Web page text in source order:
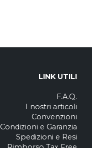
LINK UTILI
F.A.Q.
I nostri articoli
Convenzioni
Condizioni e Garanzia
Spedizioni e Resi